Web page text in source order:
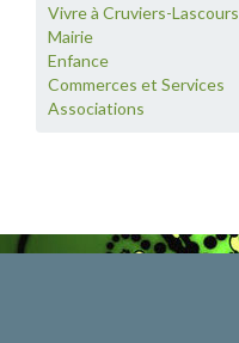
Vivre à Cruviers-Lascours
Mairie
Enfance
Commerces et Services
Associations